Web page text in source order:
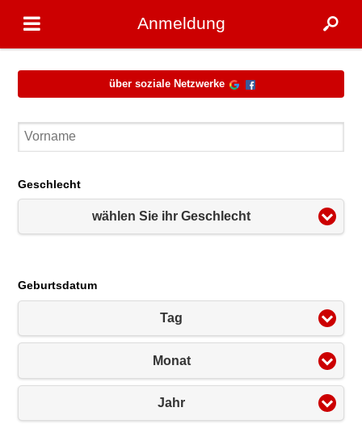
Anmeldung
über soziale Netzwerke
Geschlecht
wählen Sie ihr Geschlecht
Geburtsdatum
Tag
Monat
Jahr